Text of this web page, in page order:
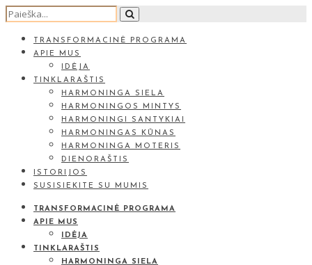
TRANSFORMACINĖ PROGRAMA
APIE MUS
IDĖJA
TINKLARAŠTIS
HARMONINGA SIELA
HARMONINGOS MINTYS
HARMONINGI SANTYKIAI
HARMONINGAS KŪNAS
HARMONINGA MOTERIS
DIENORAŠTIS
ISTORIJOS
SUSISIEKITE SU MUMIS
TRANSFORMACINĖ PROGRAMA
APIE MUS
IDĖJA
TINKLARAŠTIS
HARMONINGA SIELA